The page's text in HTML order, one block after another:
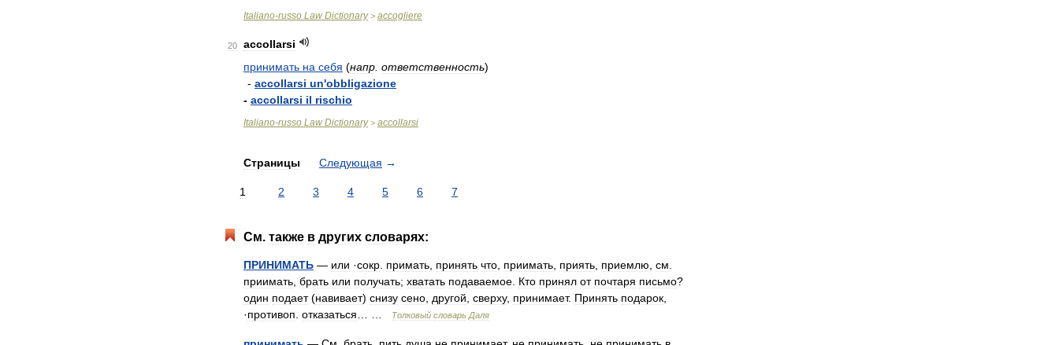
Italiano-russo Law Dictionary> accogliere
20
accollarsi
принимать на себя (напр ответственность)
- accollarsi un'obbligazione
- accollarsi il rischio
Italiano-russo Law Dictionary> accollarsi
Страницы Следующая →
1 2 3 4 5 6 7
См. также в других словарях:
ПРИНИМАТЬ — или ·сокр примать принять что приимать приять приемлю см
приимать брать или получать; хватать подаваемое Кто принял от почтаря письмо?
один подает(навивает) снизу сено другой сверху, принимает. Принять подарок
·противоп отказаться Толковый словарь Даля